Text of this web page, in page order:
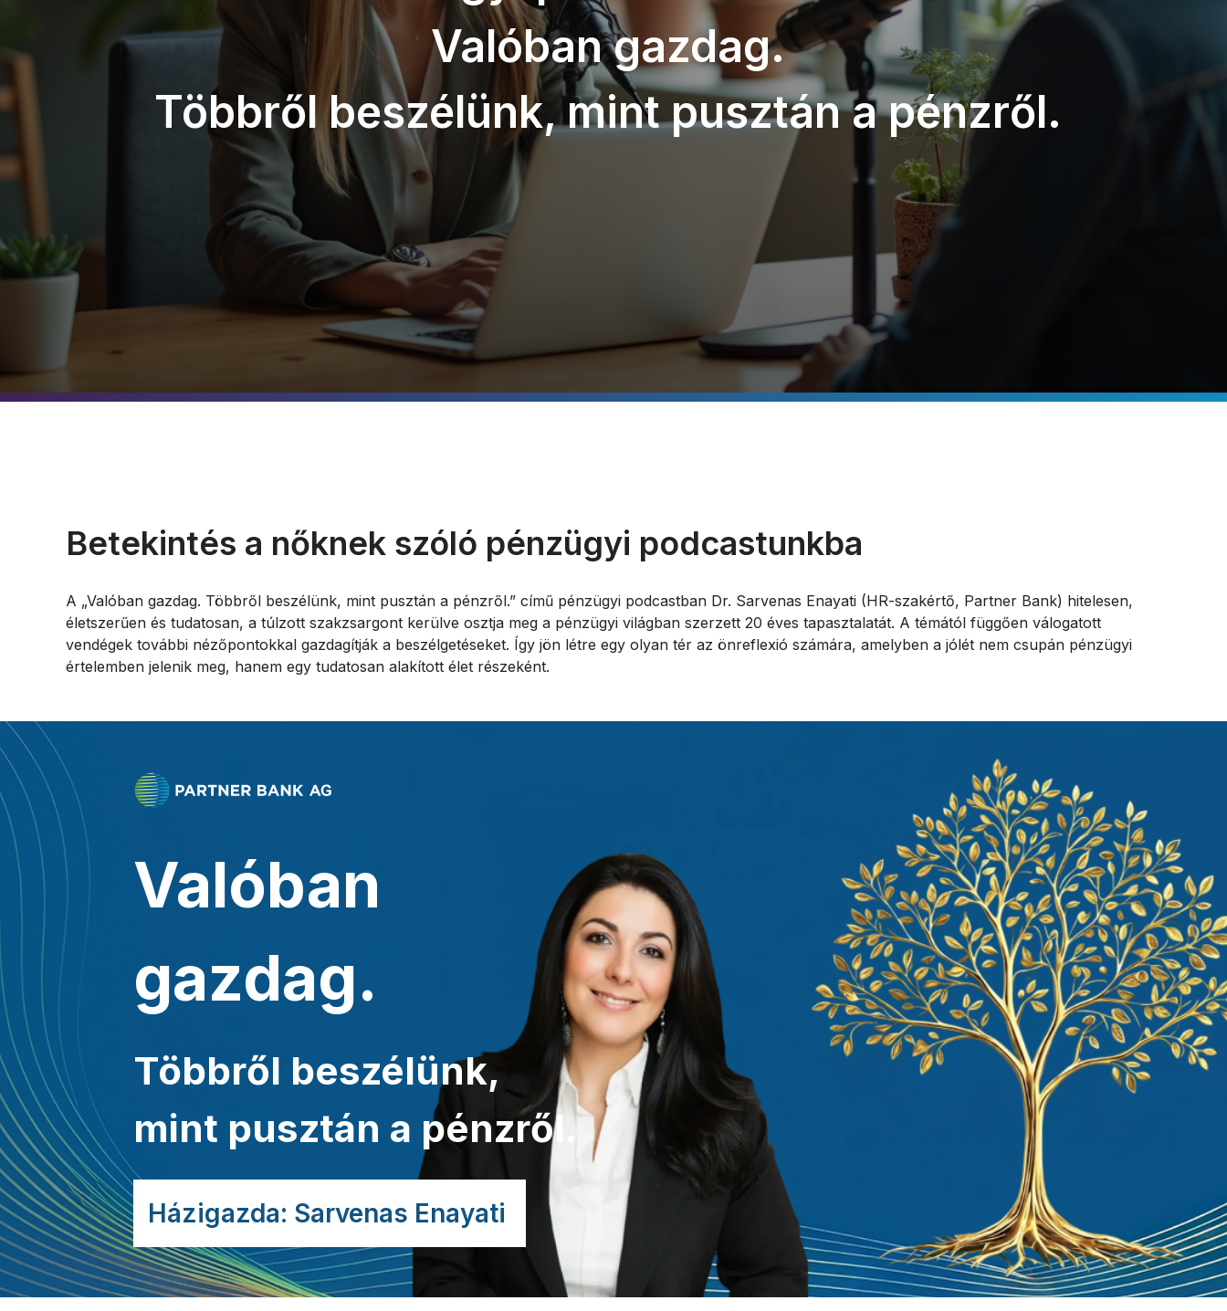
Valóban gazdag.
Többről beszélünk, mint pusztán a pénzről.
Betekintés a nőknek szóló pénzügyi podcastunkba
A „Valóban gazdag. Többről beszélünk, mint pusztán a pénzről.” című pénzügyi podcastban Dr. Sarvenas Enayati (HR-szakértő, Partner Bank) hitelesen,
életszerűen és tudatosan, a túlzott szakzsargont kerülve osztja meg a pénzügyi világban szerzett 20 éves tapasztalatát. A témától függően válogatott
vendégek további nézőpontokkal gazdagítják a beszélgetéseket. Így jön létre egy olyan tér az önreflexió számára, amelyben a jólét nem csupán pénzügyi
értelemben jelenik meg, hanem egy tudatosan alakított élet részeként.
Valóban
gazdag.
Többről beszélünk,
mint pusztán a pénzről.
Házigazda: Sarvenas Enayati